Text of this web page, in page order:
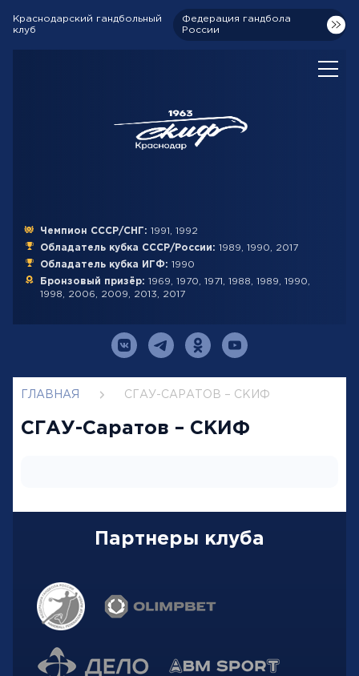
Краснодарский гандбольный
клуб
Федерация гандбола
России
Чемпион СССР/СНГ: 1991, 1992
Обладатель кубка СССР/России: 1989, 1990, 2017
Обладатель кубка ИГФ: 1990
Бронзовый призёр: 1969, 1970, 1971, 1988, 1989, 1990,
1998, 2006, 2009, 2013, 2017
ГЛАВНАЯ СГАУ-САРАТОВ – СКИФ
СГАУ-Саратов – СКИФ
Партнеры клуба